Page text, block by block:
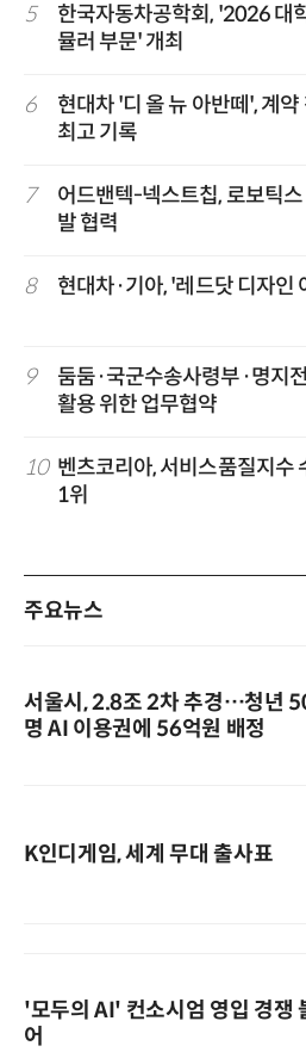
5
한국자동차공학회, '2026 대
뮬러 부문' 개최
6
현대차 '디 올 뉴 아반떼', 계
최고 기록
7
어드밴텍-넥스트칩, 로보틱
발 협력
8 현대차·기아, '레드닷 디자인
9
둠둠·국군수송사령부·명지
활용 위한 업무협약
10 벤츠코리아, 서비스품질지수
1위
주요뉴스
서울시, 2.8조 2차 추경…청년
명 AI 이용권에 56억원 배정
K인디게임, 세계 무대 출사표
'모두의 AI' 컨소시엄 영입 경쟁
어